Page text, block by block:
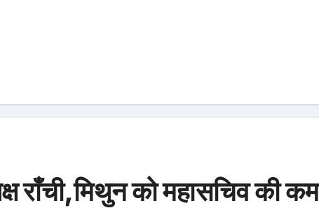
राँची,मिथुन को महासचिव की